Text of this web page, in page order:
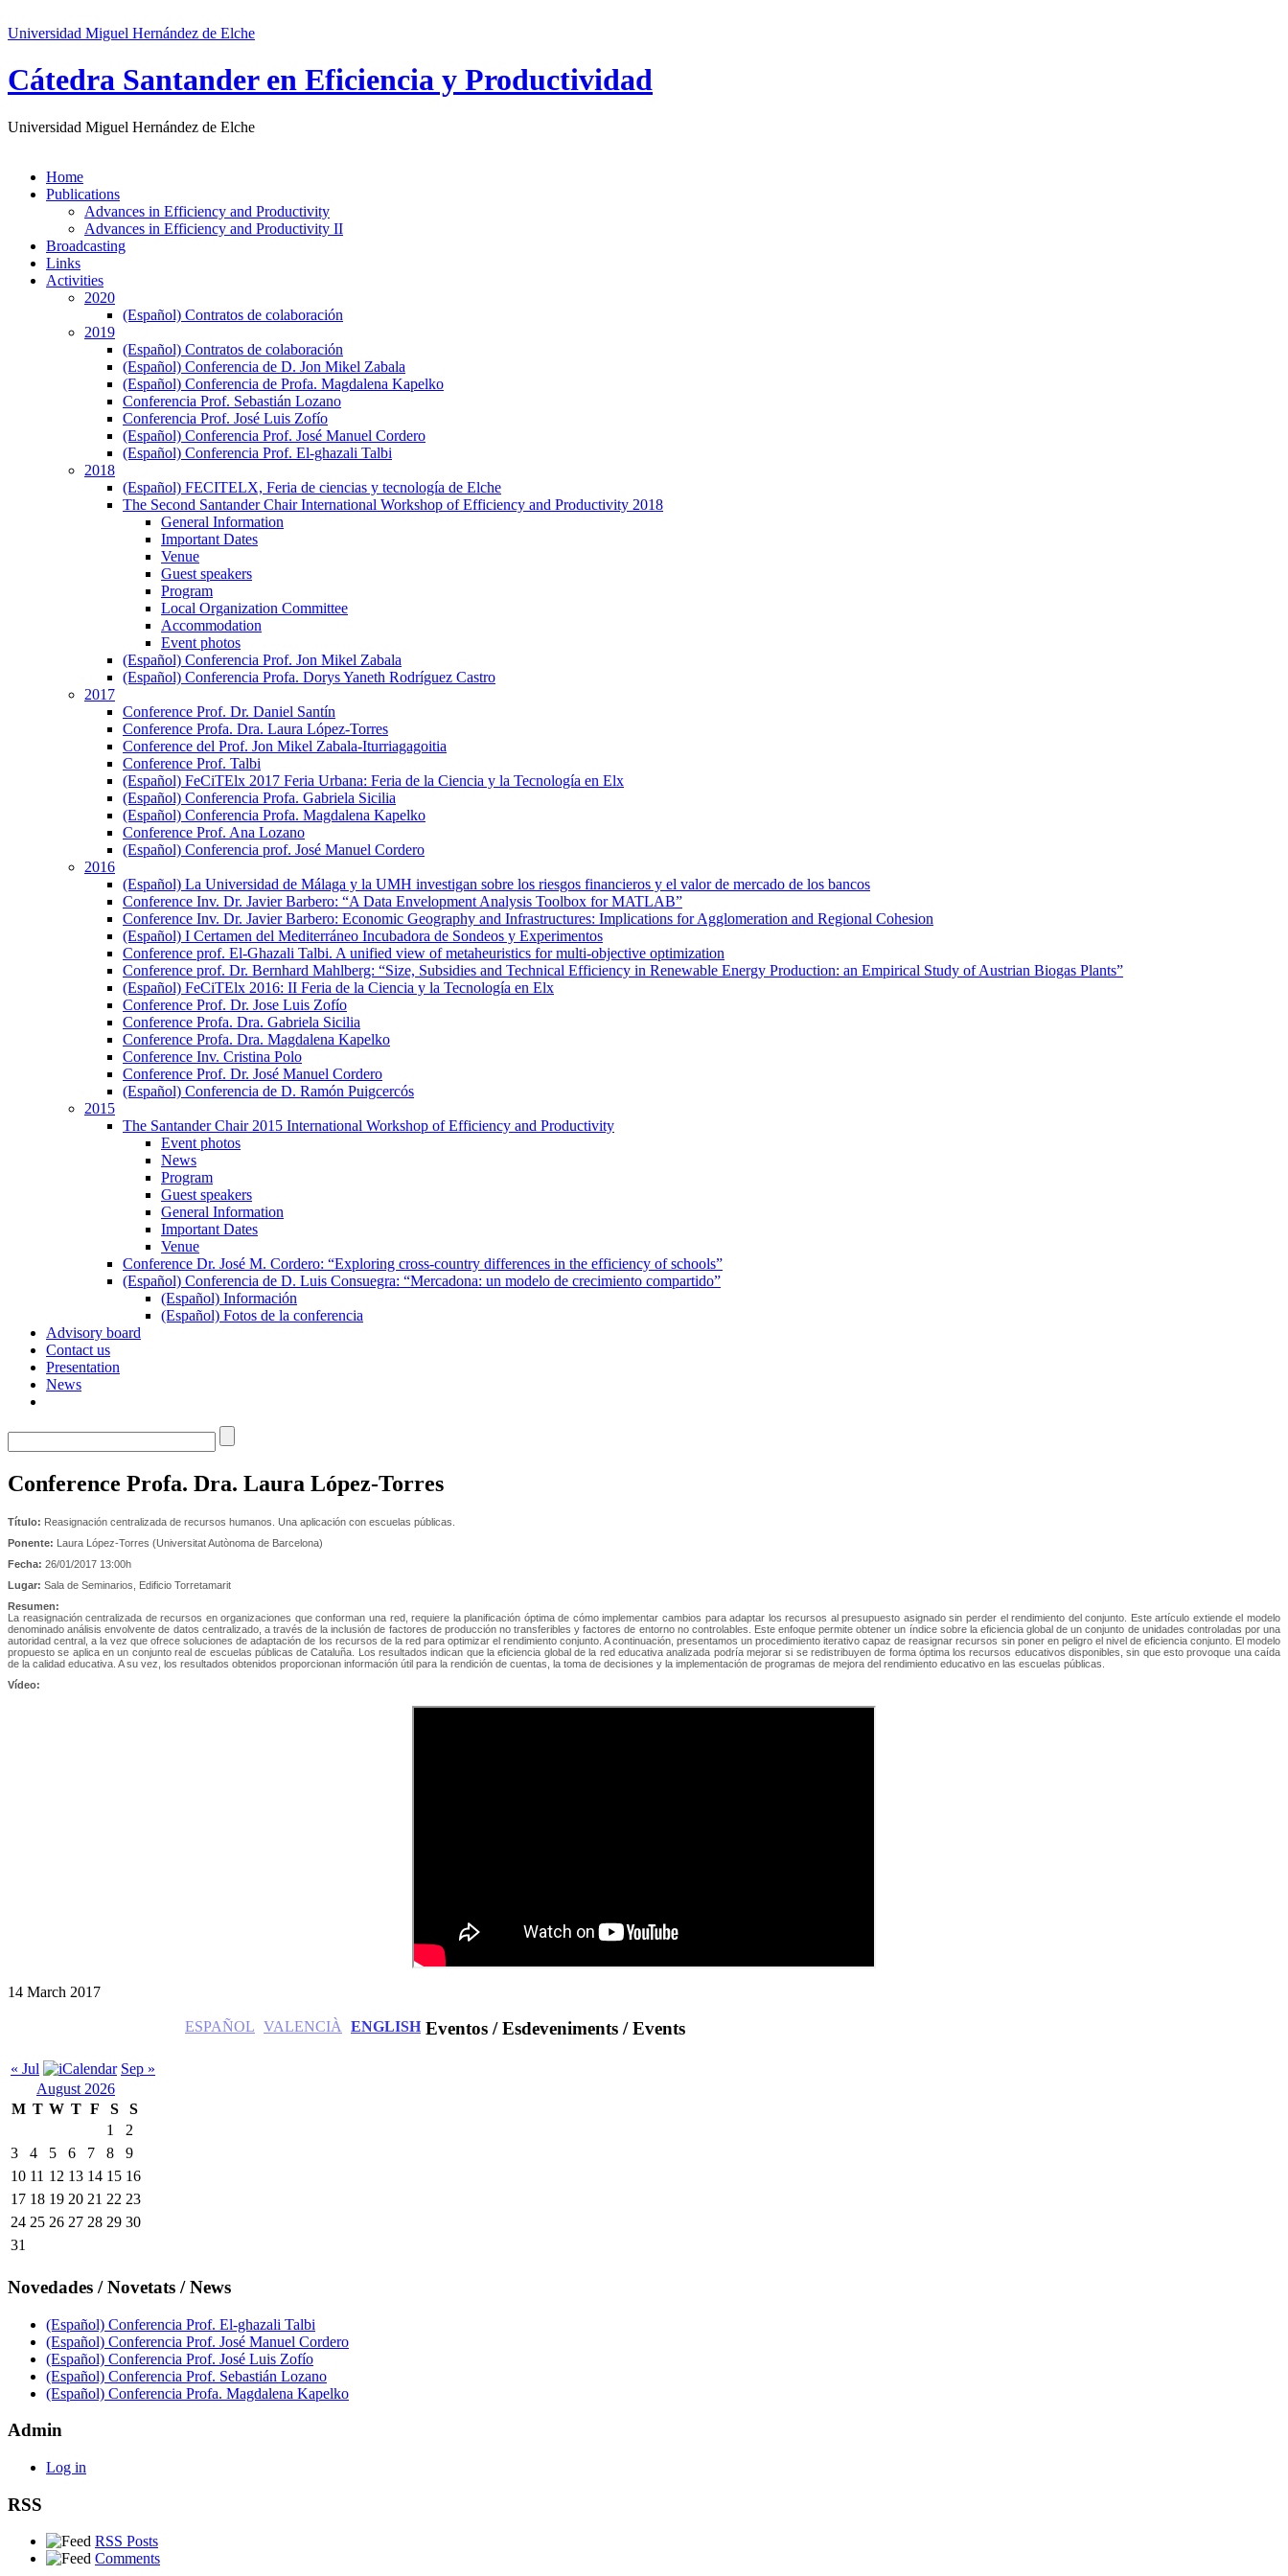
Universidad Miguel Hernández de Elche
Cátedra Santander en Eficiencia y Productividad
Universidad Miguel Hernández de Elche
Home
Publications
Advances in Efficiency and Productivity
Advances in Efficiency and Productivity II
Broadcasting
Links
Activities
2020
(Español) Contratos de colaboración
2019
(Español) Contratos de colaboración
(Español) Conferencia de D. Jon Mikel Zabala
(Español) Conferencia de Profa. Magdalena Kapelko
Conferencia Prof. Sebastián Lozano
Conferencia Prof. José Luis Zofío
(Español) Conferencia Prof. José Manuel Cordero
(Español) Conferencia Prof. El-ghazali Talbi
2018
(Español) FECITELX, Feria de ciencias y tecnología de Elche
The Second Santander Chair International Workshop of Efficiency and Productivity 2018
General Information
Important Dates
Venue
Guest speakers
Program
Local Organization Committee
Accommodation
Event photos
(Español) Conferencia Prof. Jon Mikel Zabala
(Español) Conferencia Profa. Dorys Yaneth Rodríguez Castro
2017
Conference Prof. Dr. Daniel Santín
Conference Profa. Dra. Laura López-Torres
Conference del Prof. Jon Mikel Zabala-Iturriagagoitia
Conference Prof. Talbi
(Español) FeCiTElx 2017 Feria Urbana: Feria de la Ciencia y la Tecnología en Elx
(Español) Conferencia Profa. Gabriela Sicilia
(Español) Conferencia Profa. Magdalena Kapelko
Conference Prof. Ana Lozano
(Español) Conferencia prof. José Manuel Cordero
2016
(Español) La Universidad de Málaga y la UMH investigan sobre los riesgos financieros y el valor de mercado de los bancos
Conference Inv. Dr. Javier Barbero: “A Data Envelopment Analysis Toolbox for MATLAB”
Conference Inv. Dr. Javier Barbero: Economic Geography and Infrastructures: Implications for Agglomeration and Regional Cohesion
(Español) I Certamen del Mediterráneo Incubadora de Sondeos y Experimentos
Conference prof. El-Ghazali Talbi. A unified view of metaheuristics for multi-objective optimization
Conference prof. Dr. Bernhard Mahlberg: “Size, Subsidies and Technical Efficiency in Renewable Energy Production: an Empirical Study of Austrian Biogas Plants”
(Español) FeCiTElx 2016: II Feria de la Ciencia y la Tecnología en Elx
Conference Prof. Dr. Jose Luis Zofío
Conference Profa. Dra. Gabriela Sicilia
Conference Profa. Dra. Magdalena Kapelko
Conference Inv. Cristina Polo
Conference Prof. Dr. José Manuel Cordero
(Español) Conferencia de D. Ramón Puigcercós
2015
The Santander Chair 2015 International Workshop of Efficiency and Productivity
Event photos
News
Program
Guest speakers
General Information
Important Dates
Venue
Conference Dr. José M. Cordero: “Exploring cross-country differences in the efficiency of schools”
(Español) Conferencia de D. Luis Consuegra: “Mercadona: un modelo de crecimiento compartido”
(Español) Información
(Español) Fotos de la conferencia
Advisory board
Contact us
Presentation
News
Conference Profa. Dra. Laura López-Torres
Título: Reasignación centralizada de recursos humanos. Una aplicación con escuelas públicas.
Ponente: Laura López-Torres (Universitat Autònoma de Barcelona)
Fecha: 26/01/2017 13:00h
Lugar: Sala de Seminarios, Edificio Torretamarit
Resumen:
La reasignación centralizada de recursos en organizaciones que conforman una red, requiere la planificación óptima de cómo implementar cambios para adaptar los recursos al presupuesto asignado sin perder el rendimiento del conjunto. Este artículo extiende el modelo
denominado análisis envolvente de datos centralizado, a través de la inclusión de factores de producción no transferibles y factores de entorno no controlables. Este enfoque permite obtener un índice sobre la eficiencia global de un conjunto de unidades controladas por una
autoridad central, a la vez que ofrece soluciones de adaptación de los recursos de la red para optimizar el rendimiento conjunto. A continuación, presentamos un procedimiento iterativo capaz de reasignar recursos sin poner en peligro el nivel de eficiencia conjunto. El modelo
propuesto se aplica en un conjunto real de escuelas públicas de Cataluña. Los resultados indican que la eficiencia global de la red educativa analizada podría mejorar si se redistribuyen de forma óptima los recursos educativos disponibles, sin que esto provoque una caída
de la calidad educativa. A su vez, los resultados obtenidos proporcionan información útil para la rendición de cuentas, la toma de decisiones y la implementación de programas de mejora del rendimiento educativo en las escuelas públicas.
Vídeo:
14 March 2017
ESPAÑOL VALENCIÀ ENGLISH Eventos / Esdeveniments / Events
« Jul
Sep »
August 2026
M T W T F S
S
1
2
3
4 5 6 7 8
9
10 11 12 13 14 15 16
17 18 19 20 21 22 23
24 25 26 27 28 29 30
31
Novedades / Novetats / News
(Español) Conferencia Prof. El-ghazali Talbi
(Español) Conferencia Prof. José Manuel Cordero
(Español) Conferencia Prof. José Luis Zofío
(Español) Conferencia Prof. Sebastián Lozano
(Español) Conferencia Profa. Magdalena Kapelko
Admin
Log in
RSS
RSS Posts
Comments